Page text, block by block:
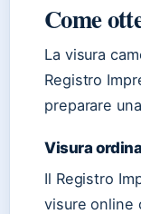
Come
La visura
Registro
preparare
Visura
Il Registro
visure online